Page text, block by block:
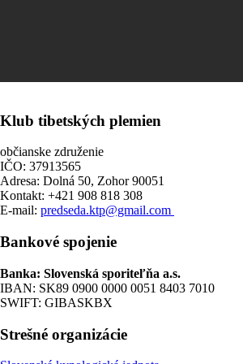
Klub tibetských plemien
občianske združenie
IČO: 37913565
Adresa: Dolná 50, Zohor 90051
Kontakt: +421 908 818 308
E-mail: predseda.ktp@gmail.com
Bankové spojenie
Banka: Slovenská sporiteľňa a.s.
IBAN: SK89 0900 0000 0051 8403 7010
SWIFT: GIBASKBX
Strešné organizácie